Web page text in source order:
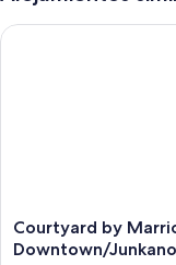
Todas las habitaciones
comodidades tales
Courtyard
by
Courtyard by
Downtown/
Courtyard by Marriott